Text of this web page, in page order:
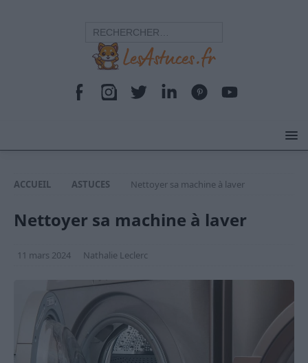
ACCUEIL ASTUCES Nettoyer sa machine à laver
Nettoyer sa machine à laver
11 mars 2024 Nathalie Leclerc